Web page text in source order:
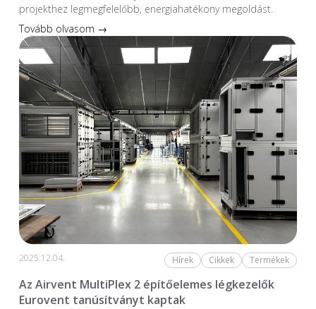
projekthez legmegfelelőbb, energiahatékony megoldást.
Tovább olvasom →
2025.12.04. Hírek Cikkek Termékek
Az Airvent MultiPlex 2 építőelemes légkezelők
Eurovent tanúsítványt kaptak